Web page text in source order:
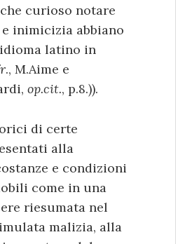
curioso notare
inimicizia abbiano
latino in
., M.Aime e
op.cit., p.8.)).
di certe
alla
e condizioni
come in una
riesumata nel
malizia, alla